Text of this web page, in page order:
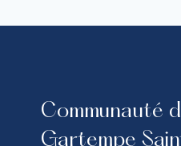
Communauté
Gartempe